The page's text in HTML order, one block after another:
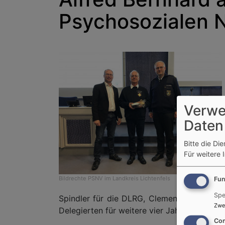
Psychosozialen
Bildrechte PSNV im Landkreis Lichtenfels
Spindler für die DLRG, Clemens
Delegierten für weitere vier Jahre als
Bitte die
Für weitere